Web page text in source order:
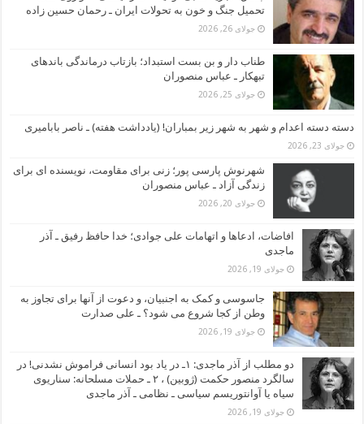
تحمیل جنگ و خون به تحولات ایران ـ رحمان حسین زاده
جولای 26, 2026
طناب دار و بن بست استبداد؛ بازتاب درماندگی باندهای
تبهکار ـ عباس منصوران
جولای 25, 2026
دسته دسته اعدام و شهر به شهر زیر بمباران! (یادداشت هفته) ـ ناصر بابامیری
جولای 23, 2026
شهرنوش پارسی پور؛ زنی برای مقاومت، نویسنده ای برای
زندگی آزاد ـ عباس منصوران
جولای 20, 2026
افاضات، ادعاها و اتهامات علی جوادی؛ خدا حافظ رفیق ـ آذر
ماجدی
جولای 19, 2026
جاسوسی و کمک به اجنبیان، و دعوت از آنها برای تجاوز به
وطن از کجا شروع می شود؟ ـ علی صدارت
جولای 19, 2026
دو مطلب از آذر ماجدی: ۱ـ در یاد بود انسانی فراموش نشدنی! در
سالگرد منصور حکمت (ژوبین) ، ۲ ـ حملات مسلحانه: سناریوی
سیاه یا آوانتوریسم سیاسی ـ نظامی ـ آذر ماجدی
جولای 19, 2026